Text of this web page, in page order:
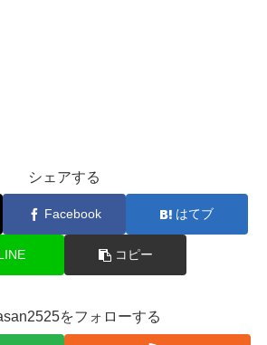
シェアする
Facebook はてブ
コピー
をフォローする